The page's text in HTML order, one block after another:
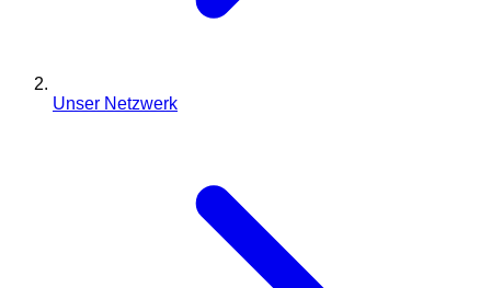
Unser Netzwerk